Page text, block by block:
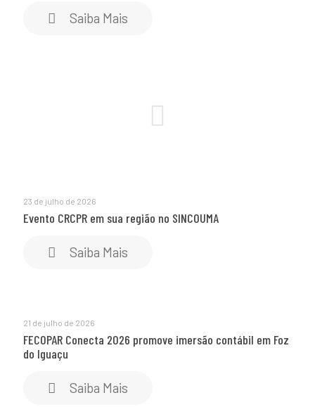
Saiba Mais
23 de julho de 2026
Evento CRCPR em sua região no SINCOUMA
Saiba Mais
21 de julho de 2026
FECOPAR Conecta 2026 promove imersão contábil em Foz
do Iguaçu
Saiba Mais